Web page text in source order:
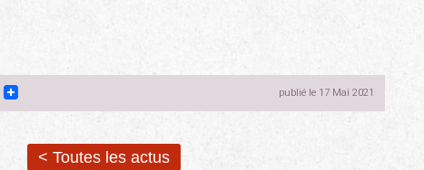
Email publié le 17 Mai 2021
< Toutes les actus